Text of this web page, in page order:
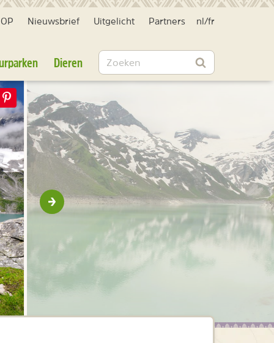
Nieuwsbrief Uitgelicht Partners nl /fr
Dieren Zoeken
Zoeken
Volgende